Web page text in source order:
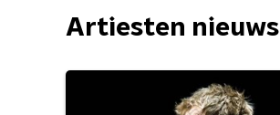
Artiesten nieuws